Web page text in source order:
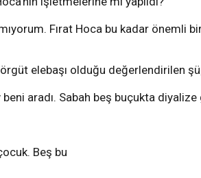
Fırat Hoca bu kadar
elebaşı olduğu değerlendirilen
aradı. Sabah beş buçukta
Beş bu